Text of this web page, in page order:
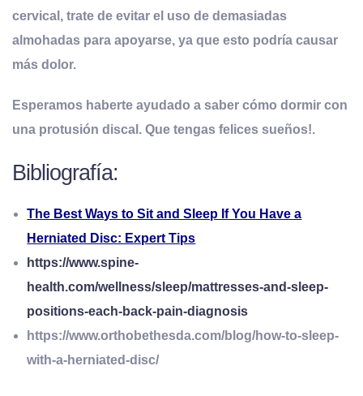
cervical, trate de evitar el uso de demasiadas
almohadas para apoyarse, ya que esto podría causar
más dolor.
Esperamos haberte ayudado a saber cómo dormir con
una protusión discal. Que tengas felices sueños!.
Bibliografía:
The Best Ways to Sit and Sleep If You Have a
Herniated Disc: Expert Tips
https://www.spine-
health.com/wellness/sleep/mattresses-and-sleep-
positions-each-back-pain-diagnosis
https://www.orthobethesda.com/blog/how-to-sleep-
with-a-herniated-disc/